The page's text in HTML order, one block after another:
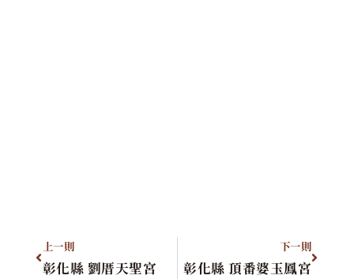
上一則
彰化縣 劉厝天聖宮
下一則
彰化縣 頂番婆玉鳳宮